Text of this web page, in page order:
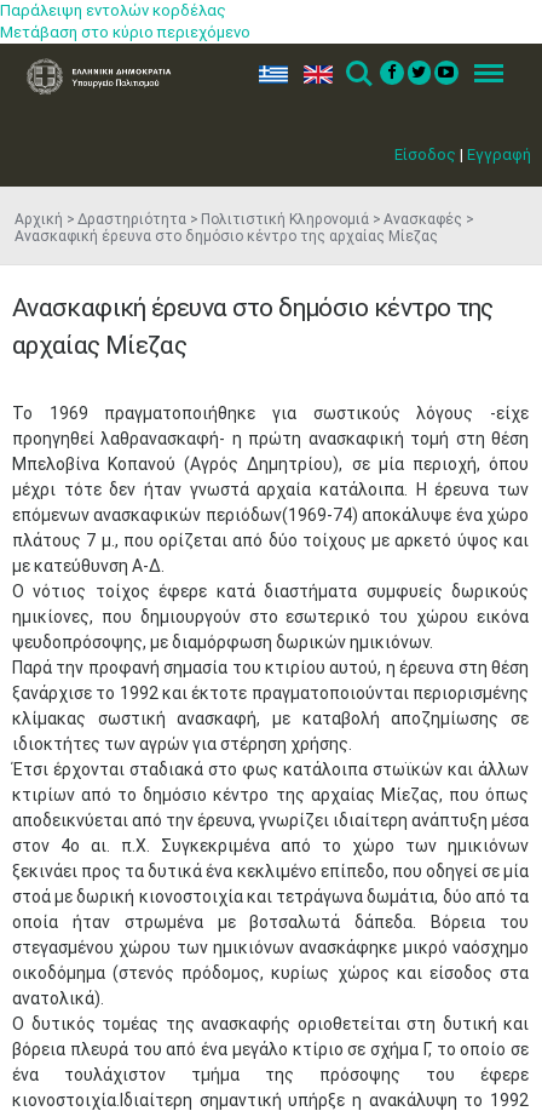
Παράλειψη εντολών κορδέλας
Μετάβαση στο κύριο περιεχόμενο
Είσοδος | Εγγραφή
ελ en Search Menu
Αρχική Δραστηριότητα Πολιτιστική Κληρονομιά
Ανασκαφές
Ανασκαφική έρευνα στο δημόσιο κέντρο της αρχαίας Μίεζας
Ανασκαφική έρευνα στο δημόσιο κέντρο της
αρχαίας Μίεζας
Το 1969 πραγματοποιήθηκε για σωστικούς λόγους -είχε
προηγηθεί λαθρανασκαφή- η πρώτη ανασκαφική τομή στη θέση
Μπελοβίνα Κοπανού (Αγρός Δημητρίου), σε μία περιοχή, όπου
μέχρι τότε δεν ήταν γνωστά αρχαία κατάλοιπα. Η έρευνα των
επόμενων ανασκαφικών περιόδων(1969-74) αποκάλυψε ένα χώρο
πλάτους 7 μ., που ορίζεται από δύο τοίχους με αρκετό ύψος και
με κατεύθυνση Α-Δ.
Ο νότιος τοίχος έφερε κατά διαστήματα συμφυείς δωρικούς
ημικίονες, που δημιουργούν στο εσωτερικό του χώρου εικόνα
ψευδοπρόσοψης, με διαμόρφωση δωρικών ημικιόνων.
Παρά την προφανή σημασία του κτιρίου αυτού, η έρευνα στη θέση
ξανάρχισε το 1992 και έκτοτε πραγματοποιούνται περιορισμένης
κλίμακας σωστική ανασκαφή, με καταβολή αποζημίωσης σε
ιδιοκτήτες των αγρών για στέρηση χρήσης.
Έτσι έρχονται σταδιακά στο φως κατάλοιπα στωϊκών και άλλων
κτιρίων από το δημόσιο κέντρο της αρχαίας Μίεζας, που όπως
αποδεικνύεται από την έρευνα, γνωρίζει ιδιαίτερη ανάπτυξη μέσα
στον 4ο αι. π.Χ. Συγκεκριμένα από το χώρο των ημικιόνων
ξεκινάει προς τα δυτικά ένα κεκλιμένο επίπεδο, που οδηγεί σε μία
στοά με δωρική κιονοστοιχία και τετράγωνα δωμάτια, δύο από τα
οποία ήταν στρωμένα με βοτσαλωτά δάπεδα. Βόρεια του
στεγασμένου χώρου των ημικιόνων ανασκάφηκε μικρό ναόσχημο
οικοδόμημα (στενός πρόδομος, κυρίως χώρος και είσοδος στα
ανατολικά).
Ο δυτικός τομέας της ανασκαφής οριοθετείται στη δυτική και
βόρεια πλευρά του από ένα μεγάλο κτίριο σε σχήμα Γ, το οποίο σε
ένα τουλάχιστον τμήμα της πρόσοψης του έφερε
κιονοστοιχία.Ιδιαίτερη σημαντική υπήρξε η ανακάλυψη το 1992